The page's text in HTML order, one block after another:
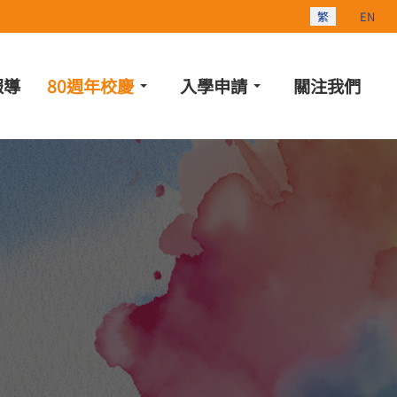
選擇你的語言
繁 EN
80週年校慶 入學申請 關注我們